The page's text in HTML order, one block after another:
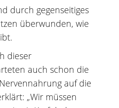
durch gegenseitiges
überwunden, wie
dieser
auch schon die
auf die
„Wir müssen